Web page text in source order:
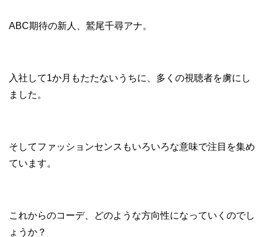
ABC期待の新人、鷲尾千尋アナ。
入社して1か月もたたないうちに、多くの視聴者を虜にし
ました。
そしてファッションセンスもいろいろな意味で注目を集め
ています。
これからのコーデ、どのような方向性になっていくのでし
ょうか？